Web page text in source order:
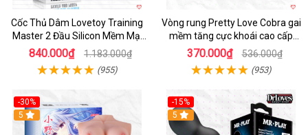
Cốc Thủ Dâm Lovetoy Training
Master 2 Đầu Silicon Mềm Mại
Tiện Lợi
840.000₫ 1.183.000₫
(955)
Vòng rung Pretty Love Cobra gai
mềm tăng cực khoái cao cấp
chính hãng
370.000₫ 536.000₫
(953)
-30%
Hot
5
-15%
Hot
5